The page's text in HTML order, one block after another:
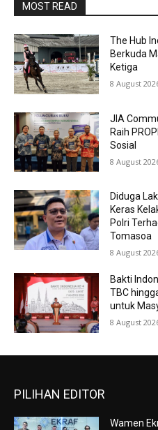
MOST READ
The Hub
Berkuda
Ketiga
8 August
JIA
Raih
Sosial
8 August
Diduga
Keras
Polri
Tomasoa
8 August
Bakti
TBC
untuk
8 August
PILIHAN EDITOR
Wamen